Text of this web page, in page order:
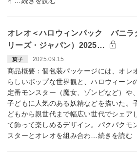
オレオ＜ハロウィンパック バニラ
リーズ・ジャパン）2025…
菓子 2025.09.15
商品概要：個包装パッケージには、オレ
らしいポップな世界観と、ハロウィーン
定番モンスター（魔女、ゾンビなど）や、
子どもに人気のある妖精などを描いた。
どもから親世代まで幅広い世代でシェア
て飾って楽しめるデザイン。パクパクモ
スターとオレオを組み合わ…続きを読む